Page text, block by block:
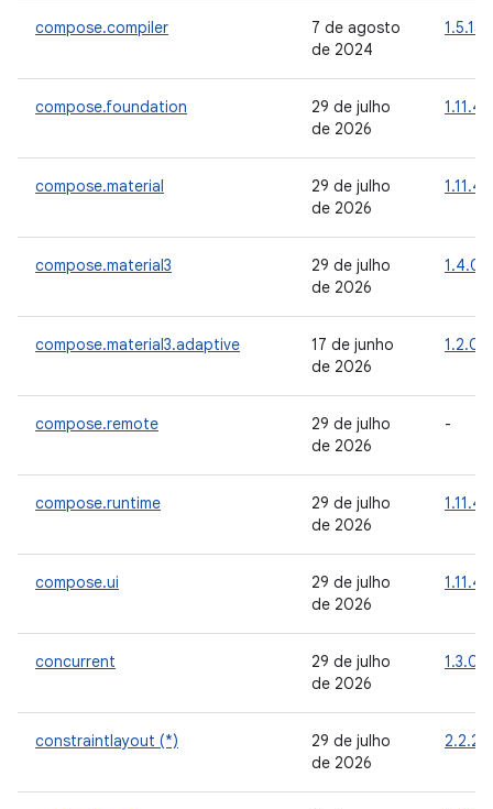
compose.compiler
7 de agosto
de 2024
1.5.15
compose.foundation
29 de julho
de 2026
1.11.4
compose.material
29 de julho
de 2026
1.11.4
compose.material3
29 de julho
de 2026
1.4.0
compose.material3.adaptive
17 de junho
de 2026
1.2.0
compose.remote
29 de julho
de 2026
-
compose.runtime
29 de julho
de 2026
1.11.4
compose.ui
29 de julho
de 2026
1.11.4
concurrent
29 de julho
de 2026
1.3.0
constraintlayout (*)
29 de julho
de 2026
2.2.2